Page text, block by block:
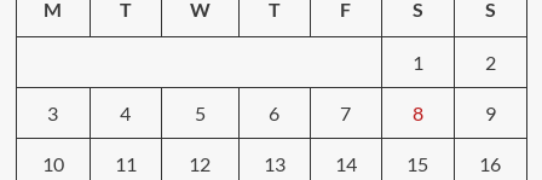
M T W T F S S
1 2
3 4 5 6 7 8 9
10 11 12 13 14 15 16